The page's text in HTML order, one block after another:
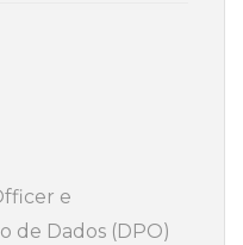
e
de Dados (DPO)